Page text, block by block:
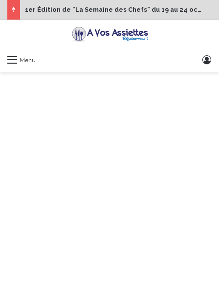
1er Édition de “La Semaine des Chefs” du 19 au 24 octobre 2026
Menu